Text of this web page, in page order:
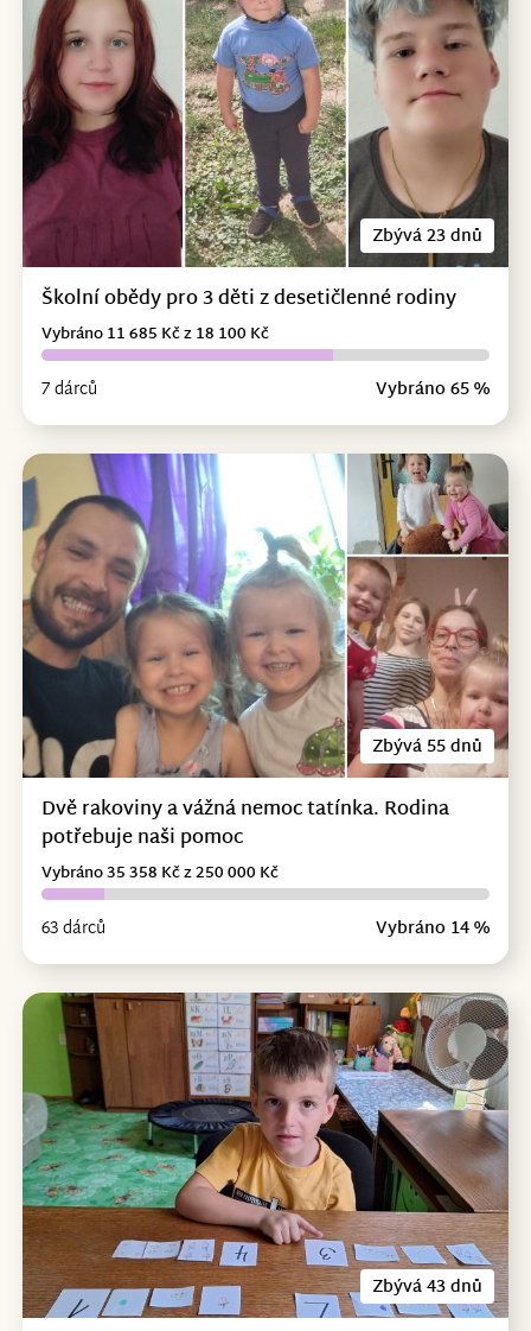
Zbývá 23 dnů
Školní obědy pro 3 děti z desetičlenné rodiny
7 dárců Vybráno 65 %
Vybráno 11 685 Kč z 18 100 Kč
Zbývá 55 dnů
Dvě rakoviny a vážná nemoc tatínka. Rodina
potřebuje naši pomoc
63 dárců Vybráno 14 %
Vybráno 35 358 Kč z 250 000 Kč
Zbývá 43 dnů